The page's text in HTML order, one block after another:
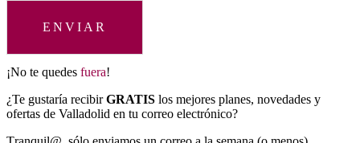
ENVIAR
¡No te quedes fuera!
¿Te gustaría recibirGRATIS los mejores planes, novedades y
ofertas de Valladolid en tu correo electrónico?